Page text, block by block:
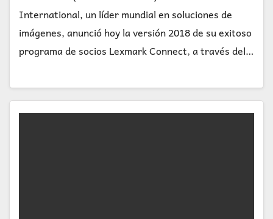
International, un líder mundial en soluciones de
imágenes, anunció hoy la versión 2018 de su exitoso
programa de socios Lexmark Connect, a través del…